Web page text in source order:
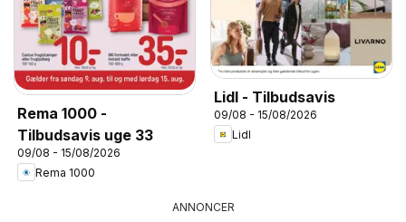
Rema 1000 -
Tilbudsavis uge 33
09/08 - 15/08/2026
Rema 1000
Lidl - Tilbudsavis
09/08 - 15/08/2026
Lidl
ANNONCER